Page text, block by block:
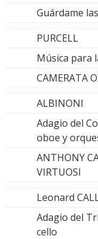
Guárdame
PURCELL
Música para
CAMERATA
ALBINONI
Adagio del
oboe y
ANTHONY
VIRTUOSI
Leonard
Adagio del
cello